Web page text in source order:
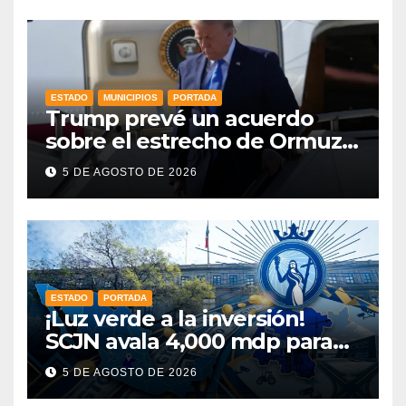
ESTADO MUNICIPIOS PORTADA
Trump prevé un acuerdo
sobre el estrecho de Ormuz
esta misma semana
5 DE AGOSTO DE 2026
ESTADO PORTADA
¡Luz verde a la inversión!
SCJN avala 4,000 mdp para
Guanajuato: ¿en qué se usará
este dinero?
5 DE AGOSTO DE 2026